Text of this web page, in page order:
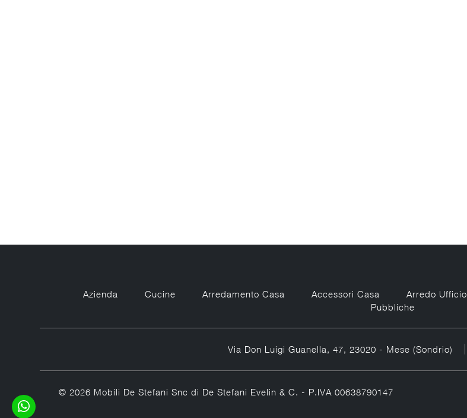
Azienda Cucine Arredamento Casa Accessori Casa Arredo Ufficio
Pubbliche
Via Don Luigi Guanella, 47, 23020 - Mese (Sondrio)
© 2026 Mobili De Stefani Snc di De Stefani Evelin & C. - P.IVA 00638790147